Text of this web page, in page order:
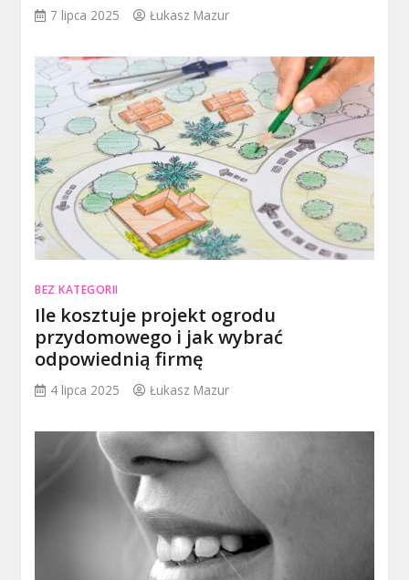
7 lipca 2025 Łukasz Mazur
BEZ KATEGORII
Ile kosztuje projekt ogrodu
przydomowego i jak wybrać
odpowiednią firmę
4 lipca 2025 Łukasz Mazur